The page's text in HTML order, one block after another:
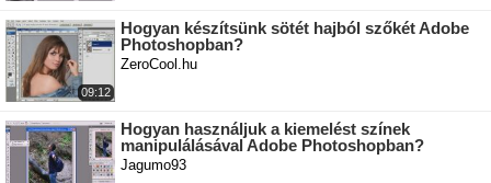
09:12
Hogyan készítsünk sötét hajból szőkét Adobe
Photoshopban?
ZeroCool.hu
Hogyan használjuk a kiemelést színek
manipulálásával Adobe Photoshopban?
Jagumo93